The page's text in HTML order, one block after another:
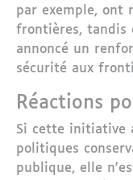
par exemple, ont
frontières, tandis
annoncé un
sécurité aux
Réactions
Si cette initiative
politiques
publique, elle